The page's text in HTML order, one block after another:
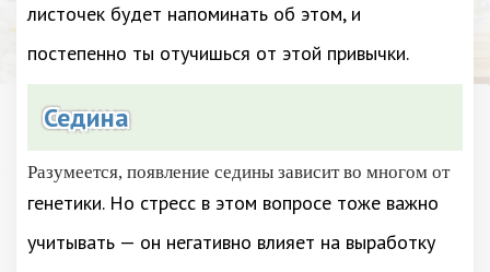
листочек будет напоминать об этом, и
постепенно ты отучишься от этой привычки.
Седина
Разумеется, появление седины зависит во многом от
генетики. Но стресс в этом вопросе тоже важно
учитывать — он негативно влияет на выработку